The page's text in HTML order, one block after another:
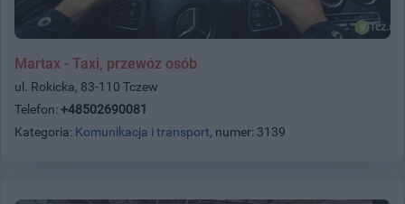
Martax - Taxi, przewóz osób
ul. Rokicka, 83-110 Tczew
Telefon: +48502690081
Kategoria: Komunikacja i transport, numer: 3139